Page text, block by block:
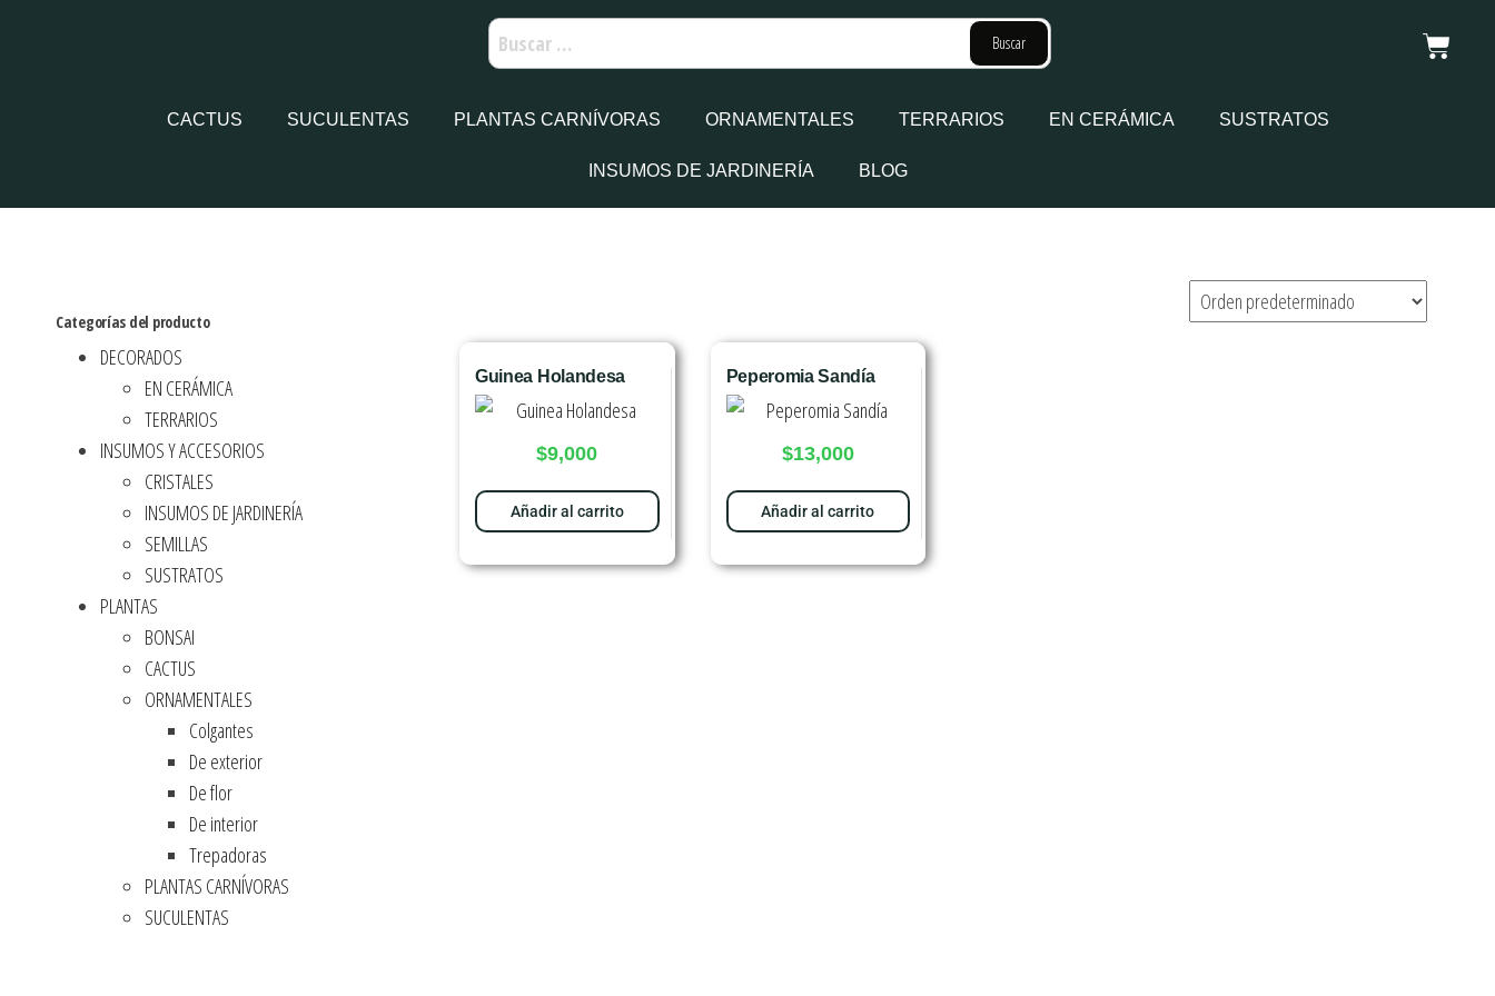
CACTUS SUCULENTAS PLANTAS CARNÍVORAS ORNAMENTALES TERRARIOS EN CERÁMICA SUSTRATOS
INSUMOS DE JARDINERÍA BLOG
Categorías del producto
DECORADOS
EN CERÁMICA
TERRARIOS
INSUMOS Y ACCESORIOS
CRISTALES
INSUMOS DE JARDINERÍA
SEMILLAS
SUSTRATOS
PLANTAS
BONSAI
CACTUS
ORNAMENTALES
Colgantes
De exterior
De flor
De interior
Trepadoras
PLANTAS CARNÍVORAS
SUCULENTAS
Guinea Holandesa
$9,000
Añadir al carrito
Peperomia Sandía
$13,000
Añadir al carrito